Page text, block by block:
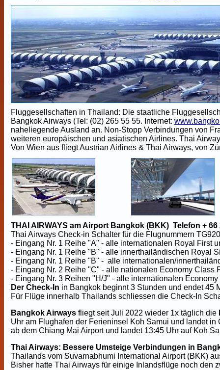
Fluggesellschaften in Thailand: Die staatliche
Bangkok Airways (Tel: (02) 265 55 55. Internet:
naheliegende Ausland an. Non-Stopp Verbindungen von
weiteren europäischen und asiatischen Airlines. Thai
Von Wien aus fliegt Austrian Airlines & Thai Airways, von
THAI AIRWAYS am Airport Bangkok (BKK) Telefon + 66
Thai Airways Check-in Schalter für die Flugnummern
- Eingang Nr. 1 Reihe "A" - alle internationalen Royal First
- Eingang Nr. 1 Reihe "B" - alle innerthailändischen Royal
- Eingang Nr. 1 Reihe "B" - alle internationalen/
- Eingang Nr. 2 Reihe "C" - alle nationalen Economy
- Eingang Nr. 3 Reihen "H/J" - alle internationalen
Der Check-In in Bangkok beginnt 3 Stunden und endet 45
Für Flüge innerhalb Thailands schliessen die Check-In
Bangkok Airways fliegt seit Juli 2022 wieder 1x täglich die
Uhr am Flughafen der Ferieninsel Koh Samui und landet
ab dem Chiang Mai Airport und landet 13:45 Uhr auf Koh
Thai Airways: Bessere Umsteige Verbindungen in
Thailands vom Suvarnabhumi International Airport (BKK)
Bisher hatte Thai Airways für einige Inlandsflüge noch den